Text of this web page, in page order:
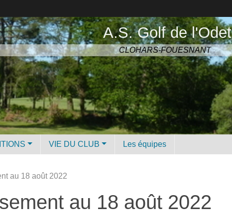
A.S. Golf de l'Odet
CLOHARS-FOUESNANT
VIE DU CLUB Les équipes
au 18 août 2022
au 18 août 2022